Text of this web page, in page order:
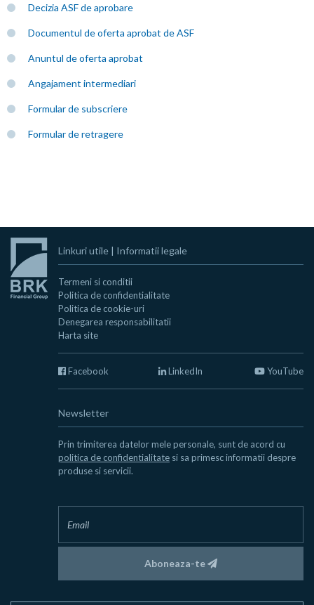
Decizia ASF de aprobare
Documentul de oferta aprobat de ASF
Anuntul de oferta aprobat
Angajament intermediari
Formular de subscriere
Formular de retragere
Linkuri utile | Informatii legale
Termeni si conditii
Politica de confidentialitate
Politica de cookie-uri
Denegarea responsabilitatii
Harta site
Facebook LinkedIn YouTube
Newsletter
Prin trimiterea datelor mele personale, sunt de acord cu
politica de confidentialitate si sa primesc informatii despre
produse si servicii.
Aboneaza-te